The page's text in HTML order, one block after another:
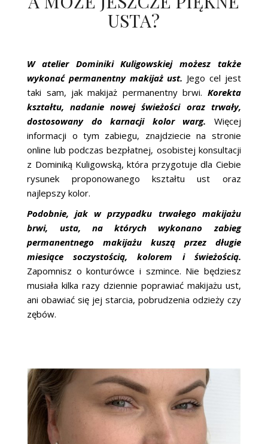
USTA?
W atelier Dominiki Kuligowskiej możesz także
wykonać permanentny makijaż ust. Jego cel jest
taki sam, jak makijaż permanentny brwi. Korekta
kształtu, nadanie nowej świeżości oraz trwały,
dostosowany do karnacji kolor warg.
Więcej
informacji o tym zabiegu, znajdziecie na stronie
online lub podczas bezpłatnej, osobistej konsultacji
z Dominiką Kuligowską, która przygotuje dla Ciebie
rysunek proponowanego kształtu ust oraz
najlepszy kolor.
Podobnie, jak w przypadku trwałego makijażu
brwi, usta, na których wykonano zabieg
permanentnego makijażu kuszą przez długie
miesiące soczystością, kolorem i świeżością.
Zapomnisz o konturówce i szmince. Nie będziesz
musiała kilka razy dziennie poprawiać makijażu ust,
ani obawiać się jej starcia, pobrudzenia odzieży czy
zębów.